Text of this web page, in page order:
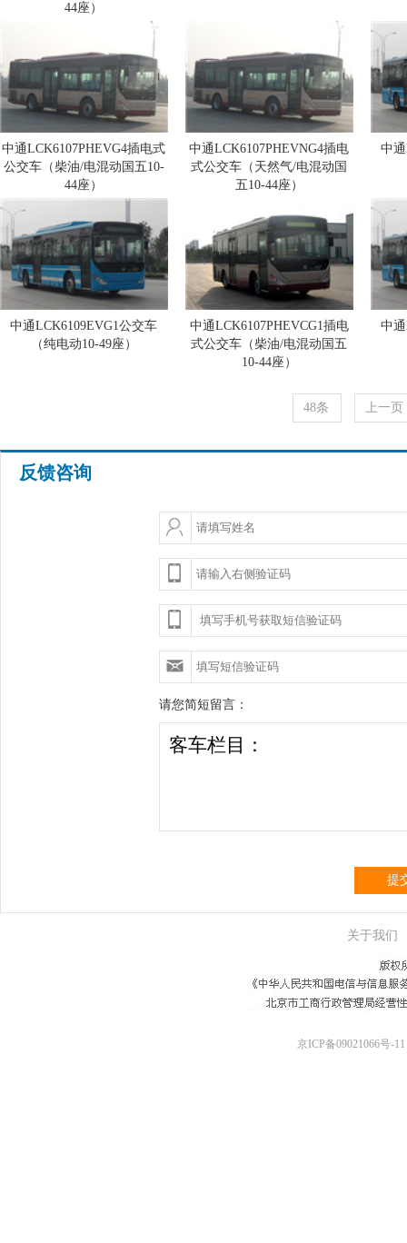
44座）
中通LCK6107PHEVG4插电式
公交车（柴油/电混动国五10-
44座）
中通LCK6107PHEVNG4插电
式公交车（天然气/电混动国
五10-44座）
中
中通LCK6109EVG1公交车
（纯电动10-49座）
中通LCK6107PHEVCG1插电
式公交车（柴油/电混动国五
10-44座）
中
48条 上一页
反馈咨询
请您简短留言：
提
关于我们
京ICP备09021066号-11